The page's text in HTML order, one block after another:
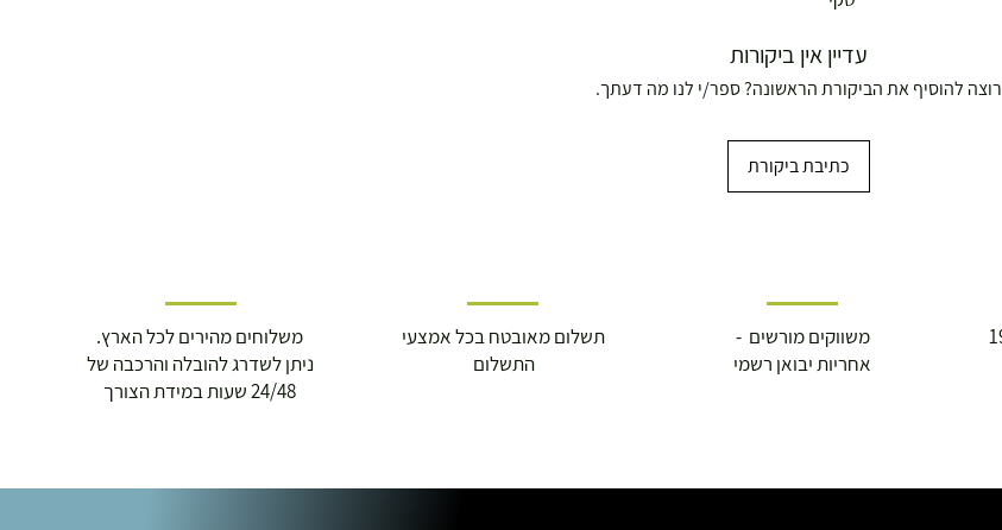
עדיין אין ביקורות
רוצה להוסיף את הביקורת הראשונה? ספר/י לנו מה דעתך.
כתיבת ביקורת
משלוחים מהירים לכל הארץ.
ניתן לשדרג להובלה והרכבה של
24/48 שעות במידת הצורך
תשלום מאובטח בכל אמצעי
התשלום
משווקים מורשים -
אחריות יבואן רשמי